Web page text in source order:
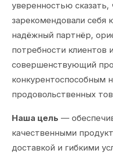
уверенностью
зарекомендовали себя
надёжный партнёр,
потребности клиентов
совершенствующий
конкурентоспособным
продовольственных
Наша цель —
качественными
доставкой и гибкими